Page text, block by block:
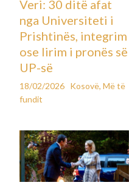
Veri: 30 ditë afat
nga Universiteti i
Prishtinës, integrim
ose lirim i pronës së
UP-së
18/02/2026 Kosovë,Më të
fundit